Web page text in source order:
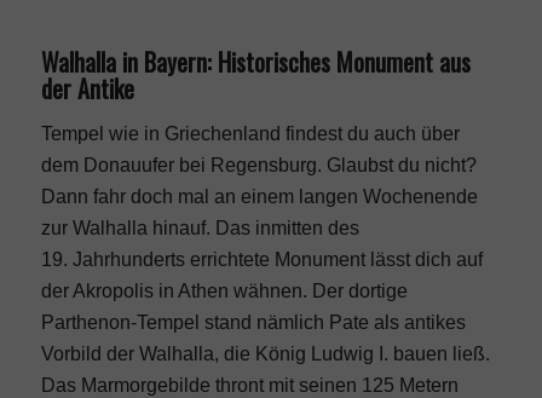
Walhalla in Bayern: Historisches Monument aus
der Antike
Tempel wie in Griechenland findest du auch über
dem Donauufer bei Regensburg. Glaubst du nicht?
Dann fahr doch mal an einem langen Wochenende
zur Walhalla hinauf. Das inmitten des
19. Jahrhunderts errichtete Monument lässt dich auf
der Akropolis in Athen wähnen. Der dortige
Parthenon-Tempel stand nämlich Pate als antikes
Vorbild der Walhalla, die König Ludwig I. bauen ließ.
Das Marmorgebilde thront mit seinen 125 Metern